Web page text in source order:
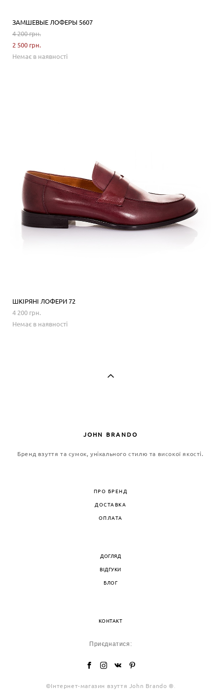
ЗАМШЕВЫЕ ЛОФЕРЫ 5607
4 200 грн.
2 500 грн.
Немає в наявності
ШКІРЯНІ ЛОФЕРИ 72
4 200 грн.
Немає в наявності
JOHN BRANDO
Бренд взуття та сумок, унікального стилю та високої якості.
ПРО БРЕНД
ДОСТАВКА
ОПЛАТА
ДОГЛЯД
ВІДГУКИ
БЛОГ
КОНТАКТ
Приєднатися:
©Інтернет-магазин взуття John Brando ®